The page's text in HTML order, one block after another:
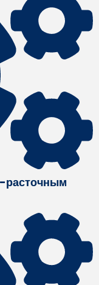
расточным